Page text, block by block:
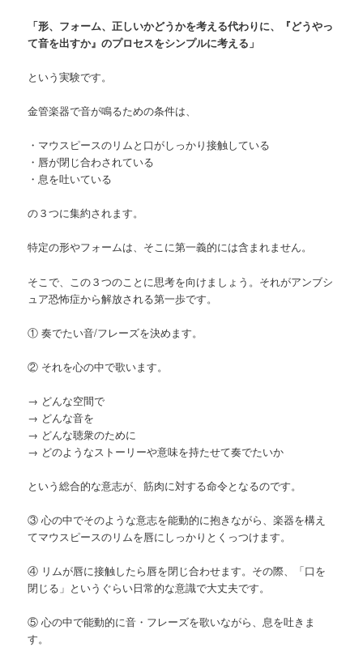
「形、フォーム、正しいかどうかを考える代わりに、『どうやっ
て音を出すか』のプロセスをシンプルに考える」
という実験です。
金管楽器で音が鳴るための条件は、
・マウスピースのリムと口がしっかり接触している
・唇が閉じ合わされている
・息を吐いている
の３つに集約されます。
特定の形やフォームは、そこに第一義的には含まれません。
そこで、この３つのことに思考を向けましょう。それがアンブシ
ュア恐怖症から解放される第一歩です。
① 奏でたい音/フレーズを決めます。
② それを心の中で歌います。
→ どんな空間で
→ どんな音を
→ どんな聴衆のために
→ どのようなストーリーや意味を持たせて奏でたいか
という総合的な意志が、筋肉に対する命令となるのです。
③ 心の中でそのような意志を能動的に抱きながら、楽器を構え
てマウスピースのリムを唇にしっかりとくっつけます。
④ リムが唇に接触したら唇を閉じ合わせます。その際、「口を
閉じる」というぐらい日常的な意識で大丈夫です。
⑤ 心の中で能動的に音・フレーズを歌いながら、息を吐きま
す。